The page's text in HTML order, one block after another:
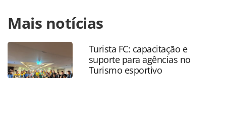
https://www.panrotas.com.br/mercado/cartoes-de-
assistencia/2026/02/assist-card-cresce-55-em-janeiro-e-
bate-recorde-de-vendas-no-brasil_225642.html ou as
ferramentas oferecidas na página. Todo o conteúdo
produzido pela PANROTAS Editora é protegido pela
legislação brasileira sobre direito autoral. Não reproduza o
Mais notícias
Turista FC: capacitação e
suporte para agências no
Turismo esportivo